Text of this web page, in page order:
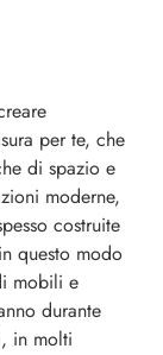
per te, che
di spazio e
moderne,
costruite
questo modo
mobili e
durante
in molti